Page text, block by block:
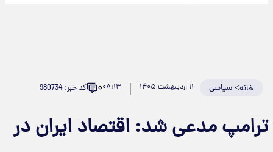
خانه>سیاسی ۱۱ اردیبهشت ۱۴۰۵ ۰۸:۱۳۰ کد خبر: 980734
ترامپ مدعی شد: اقتصاد ایران در